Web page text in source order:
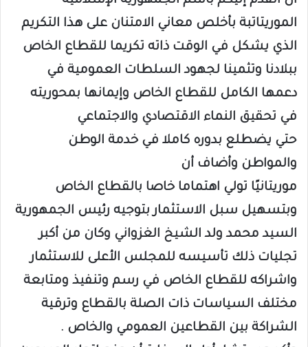
الموريتاتبة بأخلص معاني الامتنان على هذا التكريم
الذي يشكل في الوقت ذاته تكريما للقطاع الخاص
ببلادنا وتثمينا لجهود السلطات العمومية في
دعمها الكامل للقطاع الخاص وإيمانها بمحوريته
في تحقيق النماء الاقتصادي والاجتماعي
حتي يضطلع بدوره كاملا في خدمة الوطن
والمواطن وأضاف أن
موريتانيًا تولي اهتماما خاصا بالقطاع الخاص
وبتسهيل سبل الاستثمار بتوجيه رئيس الجمهورية
السيد محمد ولد الشيخ الغزواني وكان من أكبر
تجليات ذلك تأسيسه للمجلس الأعلى للاستثمار
واشراكه للقطاع الخاص في رسم وتنفيذ ومتابعة
مختلف السياسات ذات الصلة بالقطاع وترقية
الشراكة بين القطاعين العمومي والخاص .